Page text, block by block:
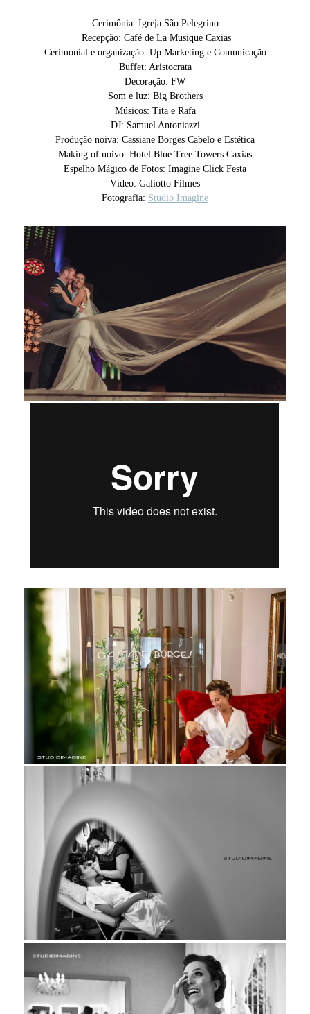
Cerimônia: Igreja São Pelegrino
Recepção: Café de La Musique Caxias
Cerimonial e organização: Up Marketing e Comunicação
Buffet: Aristocrata
Decoração: FW
Som e luz: Big Brothers
Músicos: Tita e Rafa
DJ: Samuel Antoniazzi
Produção noiva: Cassiane Borges Cabelo e Estética
Making of noivo: Hotel Blue Tree Towers Caxias
Espelho Mágico de Fotos: Imagine Click Festa
Vídeo: Galiotto Filmes
Fotografia: Studio Imagine